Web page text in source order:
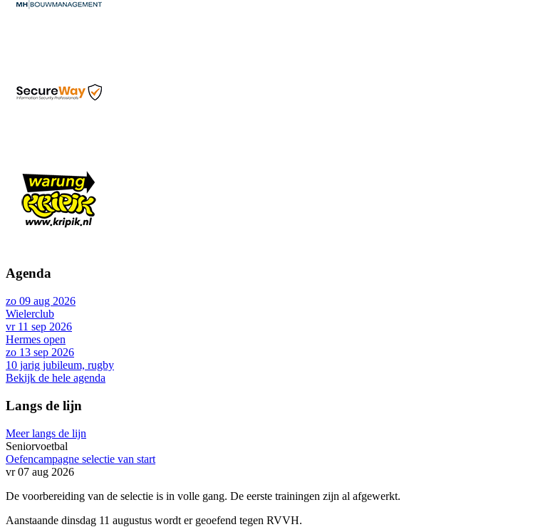
Agenda
zo 09 aug 2026
Wielerclub
vr 11 sep 2026
Hermes open
zo 13 sep 2026
10 jarig jubileum, rugby
Bekijk de hele agenda
Langs de lijn
Meer langs de lijn
Seniorvoetbal
Oefencampagne selectie van start
vr 07 aug 2026
De voorbereiding van de selectie is in volle gang. De eerste trainingen zijn al afgewerkt.
Aanstaande dinsdag 11 augustus wordt er geoefend tegen RVVH.